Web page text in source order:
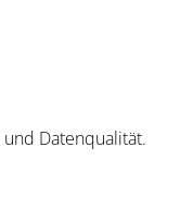
Datenqualität.